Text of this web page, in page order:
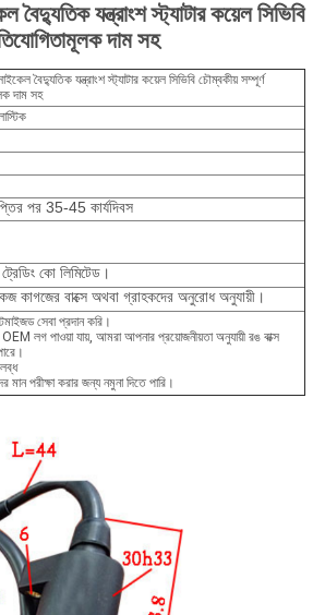
বৈদ্যুতিক যন্ত্রাংশ স্ট্যাটার কয়েল সিভিবি
দাম সহ
বৈদ্যুতিক যন্ত্রাংশ স্ট্যাটার কয়েল সিভিবি চৌম্বকীয় সম্পূর্ণ
দাম সহ
পর 35-45 কার্যদিবস
কো লিমিটেড।
কাগজের বাক্সে অথবা গ্রাহকদের অনুরোধ অনুযায়ী।
সেবা প্রদান করি।
লগ পাওয়া যায়, আমরা আপনার প্রয়োজনীয়তা অনুযায়ী রঙ বাক্স
মান পরীক্ষা করার জন্য নমুনা দিতে পারি।